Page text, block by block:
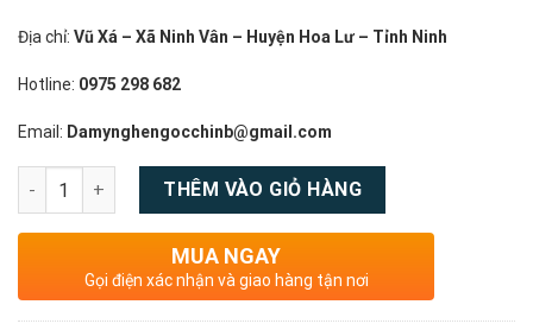
Địa chỉ: Vũ Xá – Xã Ninh Vân – Huyện Hoa Lư – Tỉnh Ninh
Hotline: 0975 298 682
Email: Damynghengocchinb@gmail.com
Số lượng THÊM VÀO GIỎ HÀNG
MUA NGAY
Gọi điện xác nhận và giao hàng tận nơi